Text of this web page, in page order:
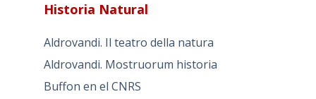
Historia Natural
Aldrovandi. Il teatro della natura
Aldrovandi. Mostruorum historia
Buffon en el CNRS